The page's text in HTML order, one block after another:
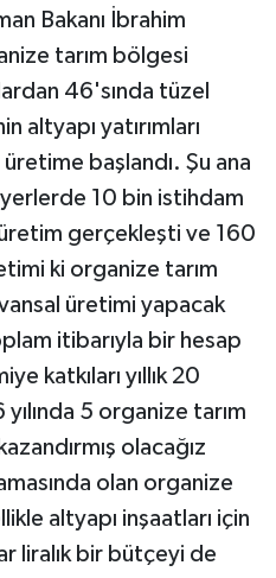
Bakanı İbrahim
tarım bölgesi
46'sında tüzel
altyapı yatırımları
başlandı. Şu ana
10 bin istihdam
gerçekleşti ve 160
ki organize tarım
üretimi yapacak
itibarıyla bir hesap
katkıları yıllık 20
5 organize tarım
olacağız
olan organize
altyapı inşaatları için
liralık bir bütçeyi de